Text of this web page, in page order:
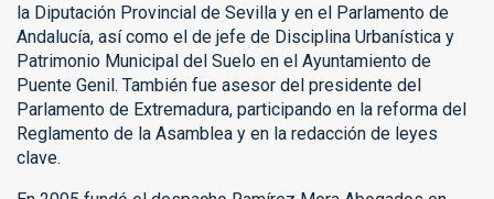
la Diputación Provincial de Sevilla y en el Parlamento de
Andalucía, así como el de jefe de Disciplina Urbanística y
Patrimonio Municipal del Suelo en el Ayuntamiento de
Puente Genil. También fue asesor del presidente del
Parlamento de Extremadura, participando en la reforma del
Reglamento de la Asamblea y en la redacción de leyes
clave.